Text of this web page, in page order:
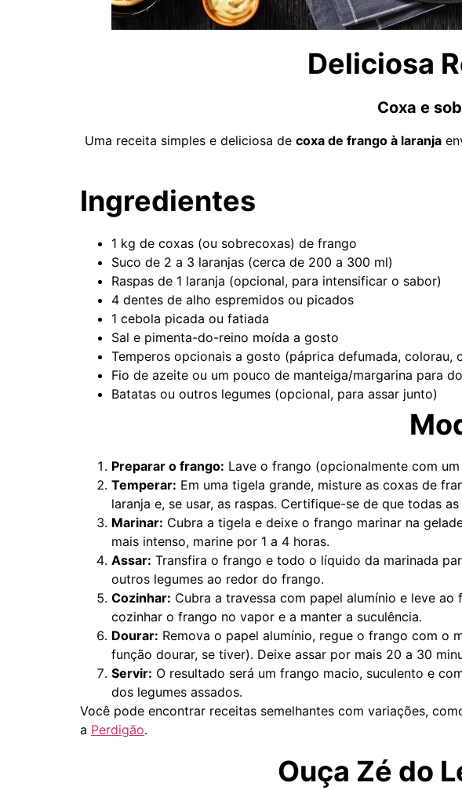
Deliciosa
Coxa e
Uma receita simples e deliciosa de coxa de frango à laranja
Ingredientes
1 kg de coxas (ou sobrecoxas) de frango
Suco de 2 a 3 laranjas (cerca de 200 a 300 ml)
Raspas de 1 laranja (opcional, para intensificar o sabor)
4 dentes de alho espremidos ou picados
1 cebola picada ou fatiada
Sal e pimenta-do-reino moída a gosto
Temperos opcionais a gosto (páprica defumada, colorau,
Fio de azeite ou um pouco de manteiga/margarina para
Batatas ou outros legumes (opcional, para assar junto)
Preparar o frango: Lave o frango (opcionalmente com
Temperar: Em uma tigela grande, misture as coxas de
laranja e, se usar, as raspas. Certifique-se de que todas
Marinar: Cubra a tigela e deixe o frango marinar na
mais intenso, marine por 1 a 4 horas.
Assar: Transfira o frango e todo o líquido da marinada
outros legumes ao redor do frango.
Cozinhar: Cubra a travessa com papel alumínio e leve
cozinhar o frango no vapor e a manter a suculência.
Dourar: Remova o papel alumínio, regue o frango com o
função dourar, se tiver). Deixe assar por mais 20 a 30
Servir: O resultado será um frango macio, suculento e
dos legumes assados.
Você pode encontrar receitas semelhantes com variações,
a Perdigão.
Ouça Zé do